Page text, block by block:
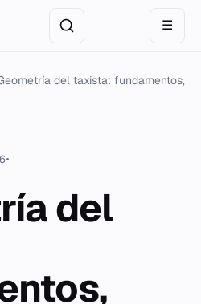
☰
del taxista: fundamentos,
del